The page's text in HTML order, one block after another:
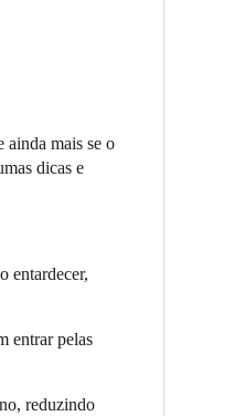
ainda mais se o
dicas e
entardecer,
entrar pelas
reduzindo